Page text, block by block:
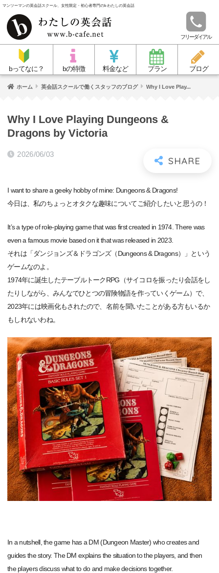
マンツーマンの英会話スクール、女性限定・初心者専門のb わたしの英会話
フリーダイアル
bってなに？ bの特徴 料金など プラン ブログ
ホーム 英会話スクールで働くスタッフのブログ Why I Love Play...
Why I Love Playing Dungeons &
Dragons by Victoria
2026/06/03
I want to share a geeky hobby of mine: Dungeons & Dragons!
今日は、私のちょっとオタクな趣味についてご紹介したいと思うの！
It’s a type of role-playing game that was first created in 1974. There was
even a famous movie based on it that was released in 2023.
それは「ダンジョンズ＆ドラゴンズ（Dungeons & Dragons）」という
ゲームなのよ。
1974年に誕生したテーブルトークRPG（サイコロを振ったり会話をし
たりしながら、みんなでひとつの冒険物語を作っていくゲーム）で、
2023年には映画化もされたので、名前を聞いたことがある方もいるか
もしれないわね。
In a nutshell, the game has a DM (Dungeon Master) who creates and
guides the story. The DM explains the situation to the players, and then
the players discuss what to do and make decisions together.